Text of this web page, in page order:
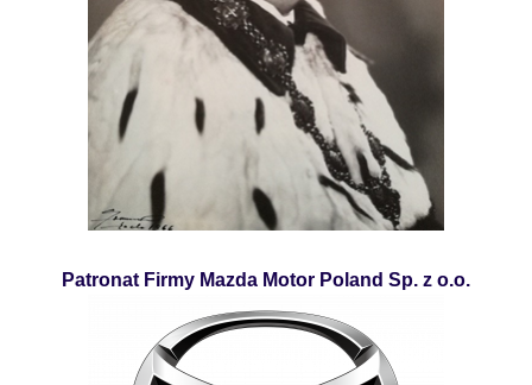
Patronat Firmy Mazda Motor Poland Sp. z o.o.